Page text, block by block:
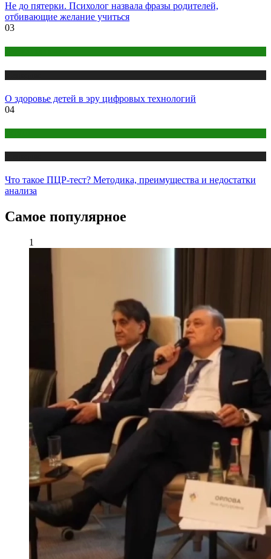
Не до пятерки. Психолог назвала фразы родителей,
отбивающие желание учиться
03
О здоровье детей в эру цифровых технологий
04
Что такое ПЦР-тест? Методика, преимущества и недостатки
анализа
Самое популярное
1